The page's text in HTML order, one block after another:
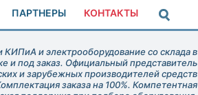
ПАРТНЕРЫ КОНТАКТЫ
КИПиА и электрооборудование со склада в
и под заказ. Официальный представитель
и зарубежных производителей средств
заказа на 100%. Компетентная